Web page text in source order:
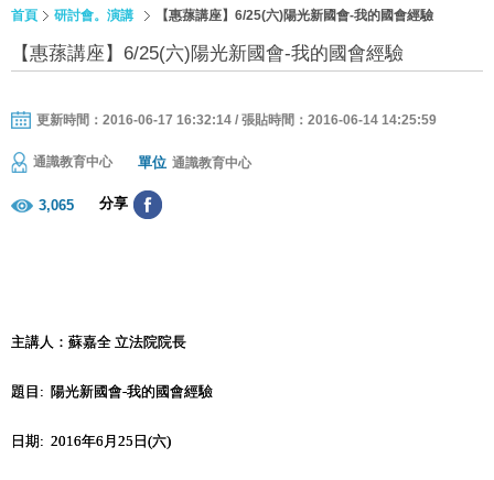
首頁 研討會。演講 【惠蓀講座】6/25(六)陽光新國會-我的國會經驗
【惠蓀講座】6/25(六)陽光新國會-我的國會經驗
更新時間：2016-06-17 16:32:14 / 張貼時間：2016-06-14 14:25:59
通識教育中心 單位 通識教育中心
3,065 分享
主講人：蘇嘉全 立法院院長
題目: 陽光新國會-我的國會經驗
日期: 2016年6月25日(六)